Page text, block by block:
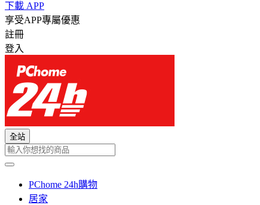
下載 APP
享受APP專屬優惠
註冊
登入
全站
PChome 24h購物
居家